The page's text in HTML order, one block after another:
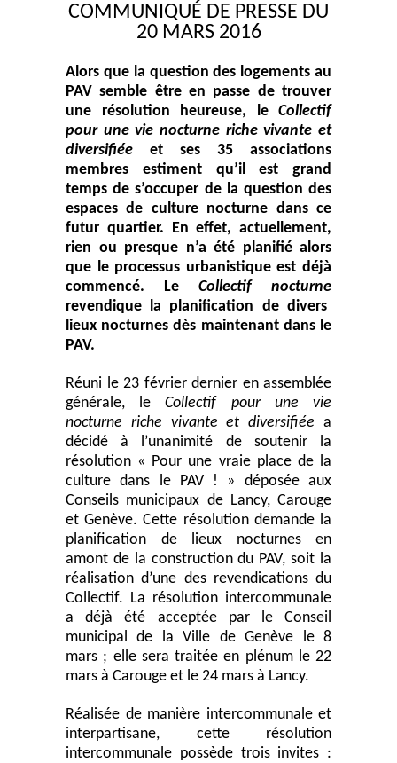
COMMUNIQUÉ DE PRESSE DU
20 MARS 2016
Alors que la question des logements au
PAV semble être en passe de trouver
une résolution heureuse, le Collectif
pour une vie nocturne riche vivante et
diversifiée et ses 35 associations
membres estiment qu’il est grand
temps de s’occuper de la question des
espaces de culture nocturne dans ce
futur quartier. En effet, actuellement,
rien ou presque n’a été planifié alors
que le processus urbanistique est déjà
commencé. Le Collectif nocturne
revendique la planification de divers
lieux nocturnes dès maintenant dans le
PAV.
Réuni le 23 février dernier en assemblée
générale, leCollectif pour une vie
nocturne riche vivante et diversifiée a
décidé à l’unanimité de soutenir la
résolution « Pour une vraie place de la
culture dans le PAV ! » déposée aux
Conseils municipaux de Lancy, Carouge
et Genève. Cette résolution demande la
planification de lieux nocturnes en
amont de la construction du PAV, soit la
réalisation d’une des revendications du
Collectif. La résolution intercommunale
a déjà été acceptée par le Conseil
municipal de la Ville de Genève le 8
mars ; elle sera traitée en plénum le 22
mars à Carouge et le 24 mars à Lancy.
Réalisée de manière intercommunale et
interpartisane, cette résolution
intercommunale possède trois invites :